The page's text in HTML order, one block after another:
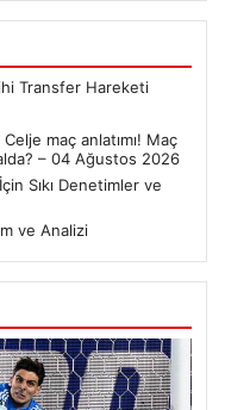
Transfer Hareketi
maç anlatımı! Maç
– 04 Ağustos 2026
Sıkı Denetimler ve
ve Analizi